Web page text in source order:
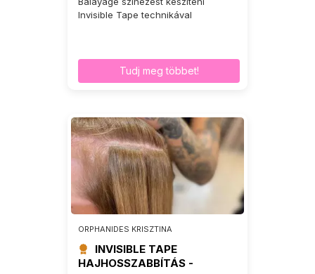
Invisible Tape technikával
Tudj meg többet!
ORPHANIDES KRISZTINA
INVISIBLE TAPE
HAJHOSSZABBÍTÁS -